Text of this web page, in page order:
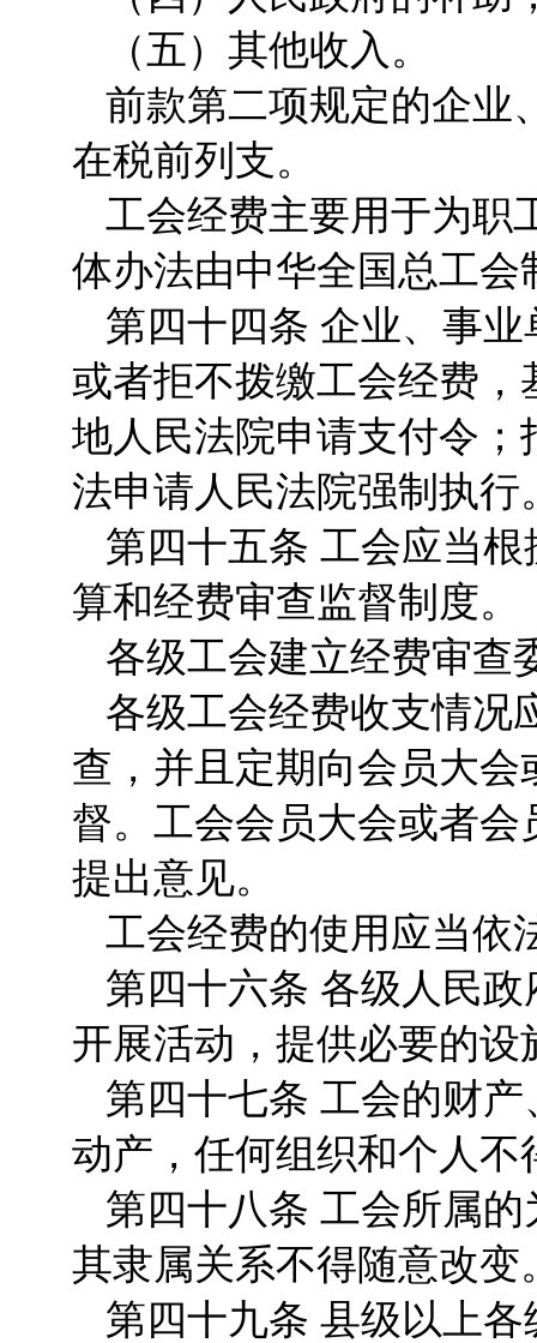
（五）其他收入。
前款第二项规定的企业
在税前列支。
工会经费主要用于为职
体办法由中华全国总工会
第四十四条 企业、事
或者拒不拨缴工会经费
地人民法院申请支付令
法申请人民法院强制执行
第四十五条 工会应当
算和经费审查监督制度。
各级工会建立经费审查
各级工会经费收支情况
查，并且定期向会员大
督。工会会员大会或者
提出意见。
工会经费的使用应当依
第四十六条 各级人民
开展活动，提供必要的
第四十七条 工会的财
动产，任何组织和个人
第四十八条 工会所属
其隶属关系不得随意改变
第四十九条 县级以上